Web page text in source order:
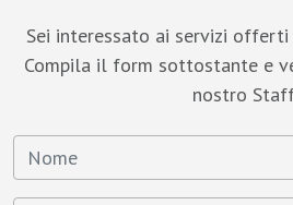
Sei interessato ai servizi offerti
Compila il form sottostante e
nostro